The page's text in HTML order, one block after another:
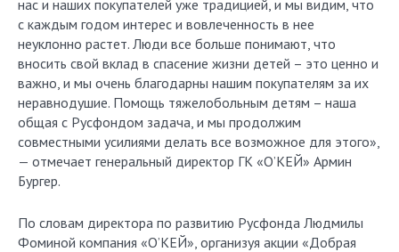
нас и наших покупателей уже традицией, и мы видим, что
с каждым годом интерес и вовлеченность в нее
неуклонно растет. Люди все больше понимают, что
вносить свой вклад в спасение жизни детей – это ценно и
важно, и мы очень благодарны нашим покупателям за их
неравнодушие. Помощь тяжелобольным детям – наша
общая с Русфондом задача, и мы продолжим
совместными усилиями делать все возможное для этого»,
— отмечает генеральный директор ГК «О’КЕЙ» Армин
Бургер.
По словам директора по развитию Русфонда Людмилы
Фоминой компания «О’КЕЙ», организуя акции «Добрая